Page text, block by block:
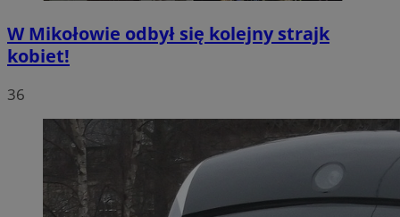
W Mikołowie odbył się kolejny strajk
kobiet!
36